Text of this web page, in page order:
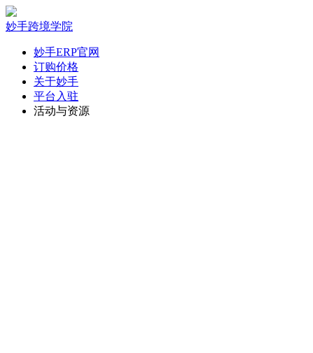
妙手跨境学院
妙手ERP官网
订购价格
关于妙手
平台入驻
活动与资源